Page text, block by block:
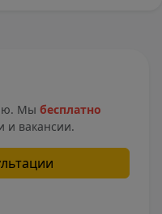
Мы бесплатно
и вакансии.